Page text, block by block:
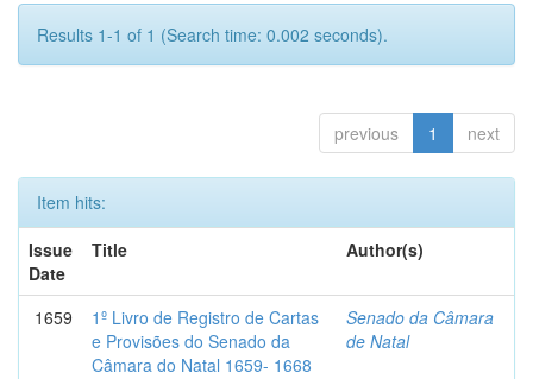
Results 1-1 of 1 (Search time: 0.002 seconds).
previous 1 next
Item hits:
Issue
Date
Title Author(s)
1659
1º Livro de Registro de Cartas
e Provisões do Senado da
Câmara do Natal 1659- 1668
Senado da Câmara
de Natal